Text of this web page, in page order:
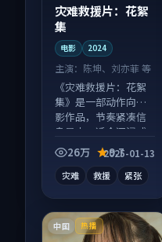
灾难救援片：花絮
集
电影 2024
主演： 陈坤、刘亦菲 等
《灾难救援片：花絮
集》是一部动作向电
影作品，节奏紧凑信
息量大，适合沉浸式
追看。
26万 9.7
2025-01-13
灾难 救援 紧张
中国 热播